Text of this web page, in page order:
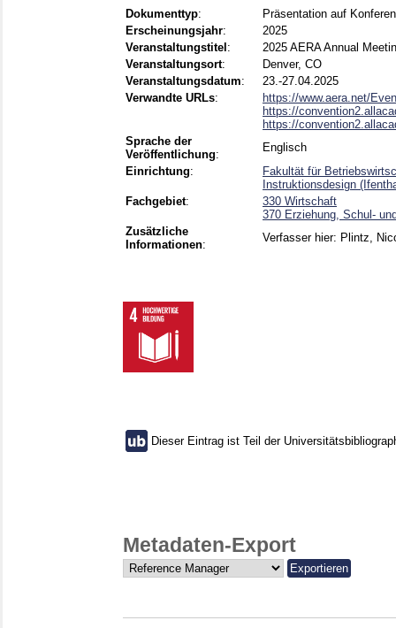
Dokumenttyp:
Präsentation auf
Erscheinungsjahr:
2025
Veranstaltungstitel :
2025 AERA Annual
Veranstaltungsort:
Denver, CO
Veranstaltungsdatum:
23.-27.04.2025
Verwandte URLs:
https://www.aera.net/
https://
https://
Sprache der
Veröffentlichung:
Englisch
Einrichtung:
Fakultät für
Instruktionsdesign
Fachgebiet:
330 Wirtschaft
370 Erziehung, Schul-
Zusätzliche
Informationen:
Verfasser hier: Plintz,
Dieser Eintrag ist Teil der
Metadaten-Export